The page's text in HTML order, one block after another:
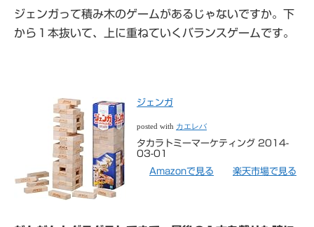
ジェンガって積み木のゲームがあるじゃないですか。下
から１本抜いて、上に重ねていくバランスゲームです。
ジェンガ
posted with カエレバ
タカラトミーマーケティング 2014-
03-01
Amazonで見る
楽天市場で見る